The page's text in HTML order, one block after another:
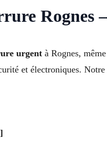
Rognes
urgent à Rognes,
et électroniques.